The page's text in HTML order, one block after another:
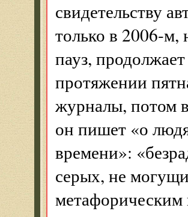
свидетельству
только в 2006-м,
пауз,
протяжении
журналы, потом
он пишет «о
времени»:
серых, не